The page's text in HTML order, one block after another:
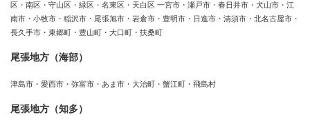
区・南区・守山区・緑区・名東区・天白区 一宮市・瀬戸市・春日井市・犬山市・江
南市・小牧市・稲沢市・尾張旭市・岩倉市・豊明市・日進市・清須市・北名古屋市・
長久手市・東郷町・豊山町・大口町・扶桑町
尾張地方（海部）
津島市・愛西市・弥富市・あま市・大治町・蟹江町・飛島村
尾張地方（知多）